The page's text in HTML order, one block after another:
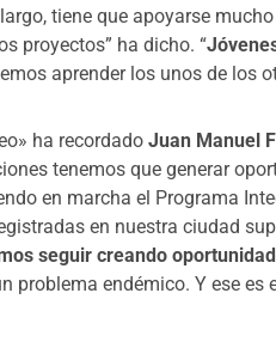
tiene que apoyarse
proyectos” ha dicho. “
aprender los unos de los
ha recordado Juan Manuel
tenemos que generar
en marcha el Programa
en nuestra ciudad
seguir creando
problema endémico. Y ese es